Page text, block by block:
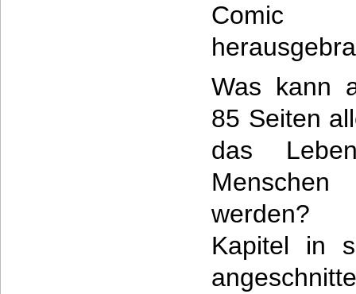
Was kann
85 Seiten
das
werden?
Kapitel in